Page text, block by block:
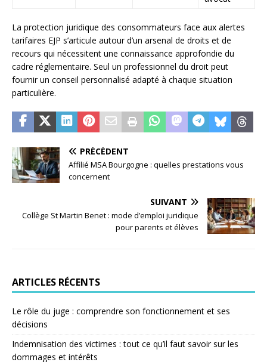
La protection juridique des consommateurs face aux alertes
tarifaires EJP s’articule autour d’un arsenal de droits et de
recours qui nécessitent une connaissance approfondie du
cadre réglementaire. Seul un professionnel du droit peut
fournir un conseil personnalisé adapté à chaque situation
particulière.
PRÉCÉDENT
Affilié MSA Bourgogne : quelles prestations vous
concernent
SUIVANT
Collège St Martin Benet : mode d’emploi juridique
pour parents et élèves
ARTICLES RÉCENTS
Le rôle du juge : comprendre son fonctionnement et ses
décisions
Indemnisation des victimes : tout ce qu’il faut savoir sur les
dommages et intérêts